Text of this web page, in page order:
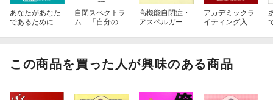
あなたがあなた
であるために
自閉スペクトラ
ム 「自分のこ
高機能自閉症・
アスペルガー症
アカデミックラ
イティング入門
この商品を買った人が興味のある商品